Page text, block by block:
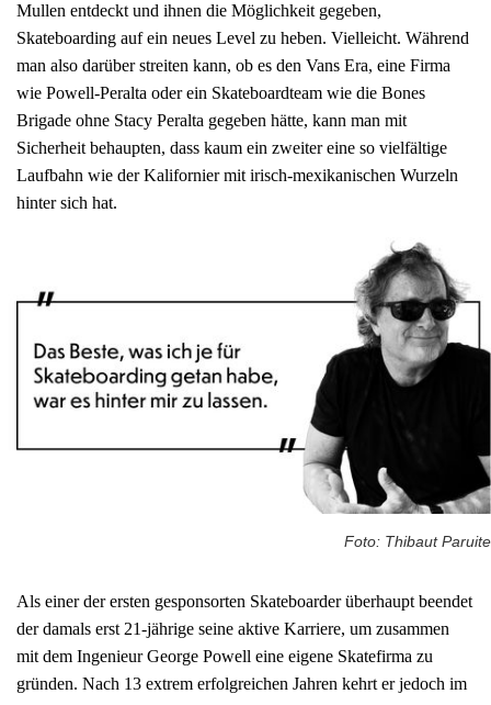
Mullen entdeckt und ihnen die Möglichkeit gegeben,
Skateboarding auf ein neues Level zu heben. Vielleicht. Während
man also darüber streiten kann, ob es den Vans Era, eine Firma
wie Powell-Peralta oder ein Skateboardteam wie die Bones
Brigade ohne Stacy Peralta gegeben hätte, kann man mit
Sicherheit behaupten, dass kaum ein zweiter eine so vielfältige
Laufbahn wie der Kalifornier mit irisch-mexikanischen Wurzeln
hinter sich hat.
Foto: Thibaut Paruite
Als einer der ersten gesponsorten Skateboarder überhaupt beendet
der damals erst 21-jährige seine aktive Karriere, um zusammen
mit dem Ingenieur George Powell eine eigene Skatefirma zu
gründen. Nach 13 extrem erfolgreichen Jahren kehrt er jedoch im